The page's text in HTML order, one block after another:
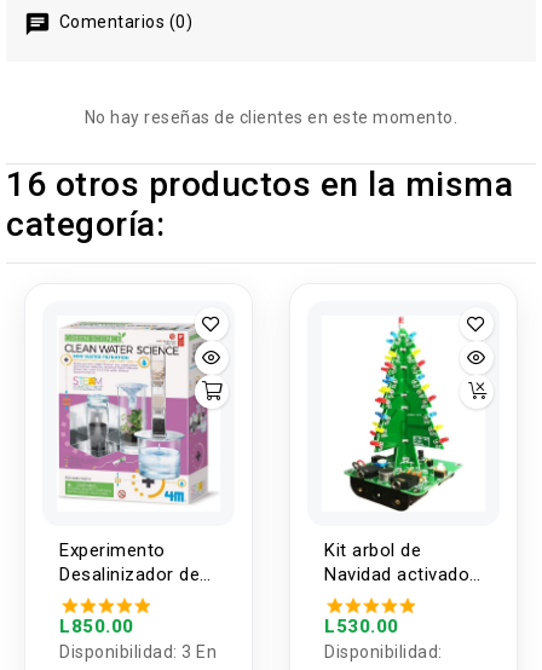
Comentarios (0)
No hay reseñas de clientes en este momento.
16 otros productos en la misma
categoría:
Experimento
Desalinizador de
Agua
L850.00
Disponibilidad: 3 En
Kit arbol de
Navidad activado
por voz DIY
L530.00
Disponibilidad: